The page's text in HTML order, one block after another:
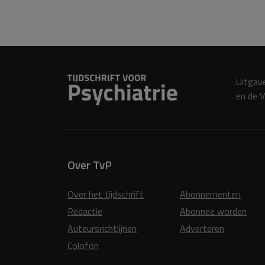
en de
Over TvP
Over het tijdschrift
Redactie
Auteursrichtlijnen
Colofon
Abonnementen
Abonnee worden
Adverteren